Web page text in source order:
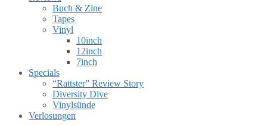
Buch & Zine
Tapes
Vinyl
10inch
12inch
7inch
Specials
“Rattster” Review Story
Diversity Dive
Vinylsünde
Verlosungen